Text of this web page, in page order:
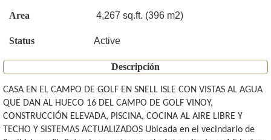
Area 4,267 sq.ft. (396 m2)
Status Active
Descripción
CASA EN EL CAMPO DE GOLF EN SNELL ISLE CON VISTAS AL AGUA
QUE DAN AL HUECO 16 DEL CAMPO DE GOLF VINOY,
CONSTRUCCIÓN ELEVADA, PISCINA, COCINA AL AIRE LIBRE Y
TECHO Y SISTEMAS ACTUALIZADOS Ubicada en el vecindario de